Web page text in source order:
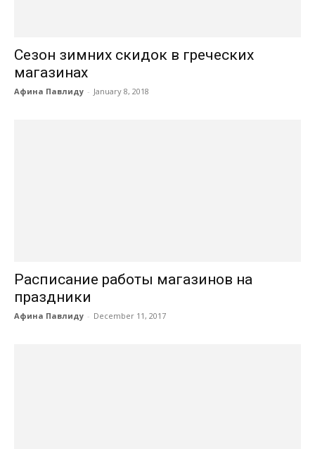
Сезон зимних скидок в греческих
магазинах
Афина Павлиду - January 8, 2018
Расписание работы магазинов на
праздники
Афина Павлиду - December 11, 2017